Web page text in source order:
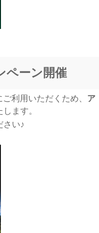
ペーン開催
利用いただくため、 ア
ます。
さい♪